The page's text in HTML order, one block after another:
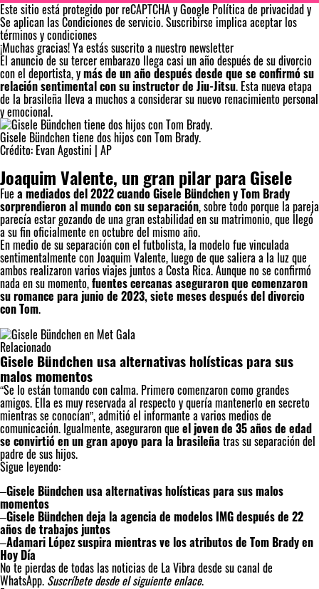
Este sitio está protegido por reCAPTCHA y Google Política de privacidady
Se aplican lasCondiciones de servicio. Suscribirse implica aceptar los
términos y condiciones
¡Muchas gracias!Ya estás suscrito a nuestro newsletter
El anuncio de su tercer embarazo llega casi un año después de su divorcio
con el deportista, ymás de un año después desde que se confirmó su
relación sentimental con su instructor de Jiu-Jitsu. Esta nueva etapa
de la brasileña lleva a muchos a considerar su nuevo renacimiento personal
y emocional.
Gisele Bündchen tiene dos hijos con Tom Brady.
Crédito: Evan Agostini | AP
Joaquim Valente, un gran pilar para Gisele
Fue a mediados del 2022 cuando Gisele Bündchen y Tom Brady
sorprendieron al mundo con su separación, sobre todo porque la pareja
parecía estar gozando de una gran estabilidad en su matrimonio, que llegó
a su fin oficialmente en octubre del mismo año.
En medio de su separación con el futbolista, la modelo fue vinculada
sentimentalmente con Joaquim Valente, luego de que saliera a la luz que
ambos realizaron varios viajes juntos a Costa Rica. Aunque no se confirmó
nada en su momento,fuentes cercanas aseguraron que comenzaron
su romance para junio de 2023, siete meses después del divorcio
con Tom.
Relacionado
Gisele Bündchen usa alternativas holísticas para sus
malos momentos
“Se lo están tomando con calma. Primero comenzaron como grandes
amigos. Ella es muy reservada al respecto y quería mantenerlo en secreto
mientras se conocían”, admitió el informante a varios medios de
comunicación. Igualmente, aseguraron que el joven de 35 años de edad
se convirtió en un gran apoyo para la brasileña tras su separación del
padre de sus hijos.
Sigue leyendo:
–Gisele Bündchen usa alternativas holísticas para sus malos
momentos
–Gisele Bündchen deja la agencia de modelos IMG después de 22
años de trabajos juntos
–Adamari López suspira mientras ve los atributos de Tom Brady en
Hoy Día
No te pierdas de todas las noticias de La Vibra desde su canal de
WhatsApp. Suscríbete desde el siguiente enlace.